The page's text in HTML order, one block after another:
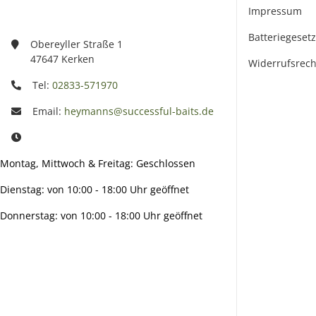
Obereyller Straße 1
47647 Kerken
Tel: 02833-571970
Email: heymanns@successful-baits.de
Montag, Mittwoch & Freitag: Geschlossen
Dienstag: von 10:00 - 18:00 Uhr geöffnet
Donnerstag: von 10:00 - 18:00 Uhr geöffnet
Impressum